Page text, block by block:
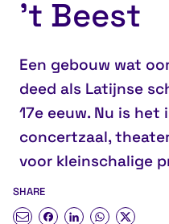
’t Beest
Een gebouw wat
deed als Latijnse
17e eeuw. Nu is het
concertzaal,
voor kleinschalige
SHARE